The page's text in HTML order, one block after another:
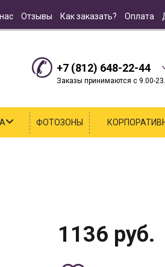
Отзывы Как заказать? Оплата
+7 (812) 648-22-44
Заказы принимаются с 9.00-
ФОТОЗОНЫ
1136 руб.